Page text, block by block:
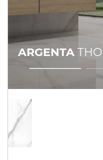
ARGENTA